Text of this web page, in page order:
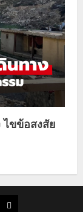
ขข้อสงสัย
ผู้ชาย